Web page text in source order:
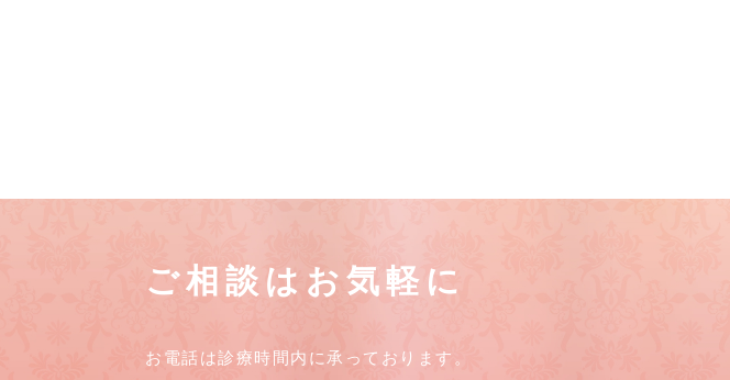
ご相談はお気軽に
お電話は診療時間内に承っております。